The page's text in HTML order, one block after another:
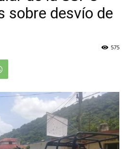
sobre desvío de
575